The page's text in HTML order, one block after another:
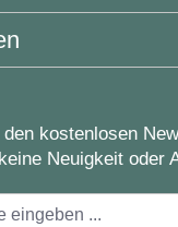
kostenlosen
Neuigkeit oder